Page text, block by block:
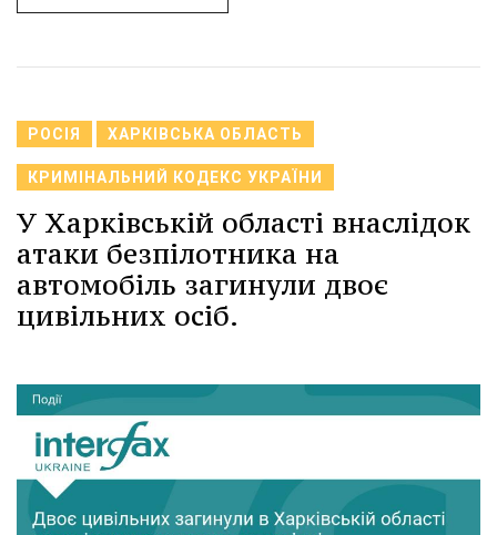
РОСІЯ ХАРКІВСЬКА ОБЛАСТЬ
КРИМІНАЛЬНИЙ КОДЕКС УКРАЇНИ
У Харківській області внаслідок
атаки безпілотника на
автомобіль загинули двоє
цивільних осіб.